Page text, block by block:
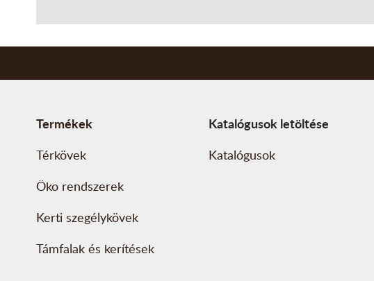
Termékek
Térkövek
Öko rendszerek
Kerti szegélykövek
Támfalak és kerítések
Katalógusok letöltése
Katalógusok